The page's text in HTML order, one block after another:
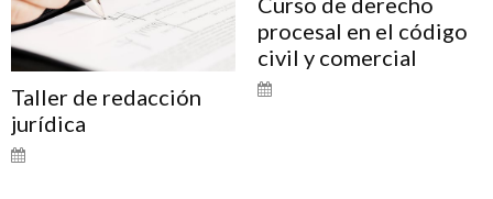
Taller de redacción
jurídica
procesal en el código
civil y comercial